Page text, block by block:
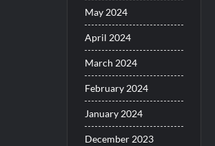
May 2024
April 2024
March 2024
February 2024
January 2024
December 2023